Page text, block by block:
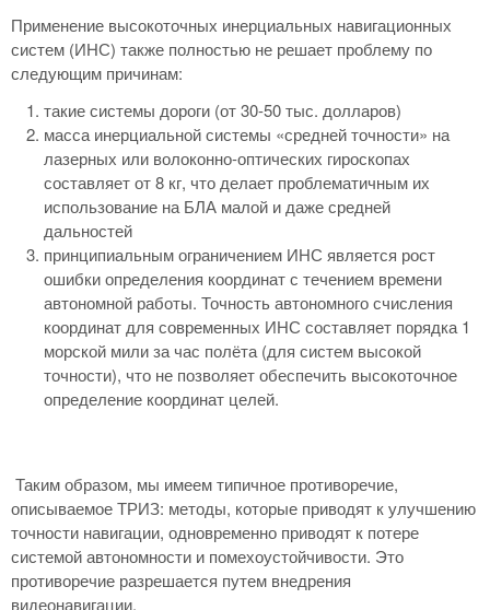
Применение высокоточных инерциальных навигационных
систем (ИНС) также полностью не решает проблему по
следующим причинам:
такие системы дороги (от 30-50 тыс. долларов)
масса инерциальной системы «средней точности» на
лазерных или волоконно-оптических гироскопах
составляет от 8 кг, что делает проблематичным их
использование на БЛА малой и даже средней
дальностей
принципиальным ограничением ИНС является рост
ошибки определения координат с течением времени
автономной работы. Точность автономного счисления
координат для современных ИНС составляет порядка 1
морской мили за час полёта (для систем высокой
точности), что не позволяет обеспечить высокоточное
определение координат целей.
Таким образом, мы имеем типичное противоречие,
описываемое ТРИЗ: методы, которые приводят к улучшению
точности навигации, одновременно приводят к потере
системой автономности и помехоустойчивости. Это
противоречие разрешается путем внедрения
видеонавигации.